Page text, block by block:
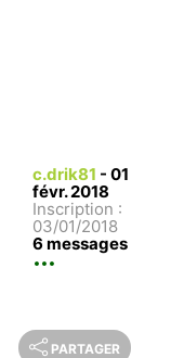
c.drik81 - 01
févr. 2018
Inscription :
03/01/2018
6 messages
PARTAGER